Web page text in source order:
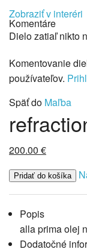
Zobraziť v interéri
Komentáre
Dielo zatiaľ nikto
Komentovanie
používateľov.
Späť do Maľba
200.00 €
Popis
alla prima olej
Dodatočné